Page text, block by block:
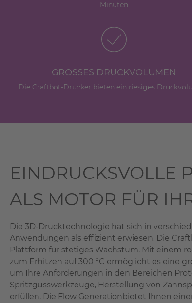
Minuten
GROSSES DRUCKVOLUMEN
Die Craftbot-Drucker bieten ein riesiges
EINDRUCKSVOLLE
ALS MOTOR FÜR
Die 3D-Drucktechnologie hat sich in
Anwendungen als effizient erwiesen. Die
Plattform für stetiges Wachstum. Mit einem
zum Erhitzen auf 300 °C ermöglicht es eine
um Ihre Anforderungen in den Bereichen
Spritzgusswerkzeuge, Herstellung von
erfüllen. Die Flow Generationbietet Ihnen